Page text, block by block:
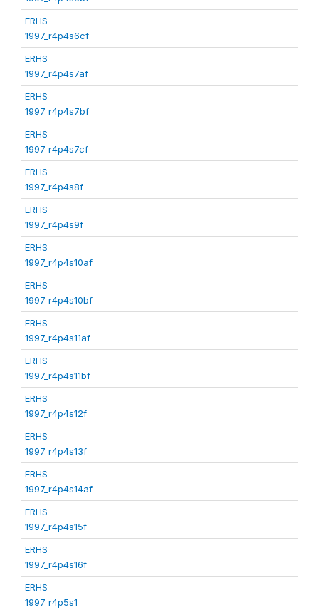
ERHS
1997_r4p4s6cf
ERHS
1997_r4p4s7af
ERHS
1997_r4p4s7bf
ERHS
1997_r4p4s7cf
ERHS
1997_r4p4s8f
ERHS
1997_r4p4s9f
ERHS
1997_r4p4s10af
ERHS
1997_r4p4s10bf
ERHS
1997_r4p4s11af
ERHS
1997_r4p4s11bf
ERHS
1997_r4p4s12f
ERHS
1997_r4p4s13f
ERHS
1997_r4p4s14af
ERHS
1997_r4p4s15f
ERHS
1997_r4p4s16f
ERHS
1997_r4p5s1